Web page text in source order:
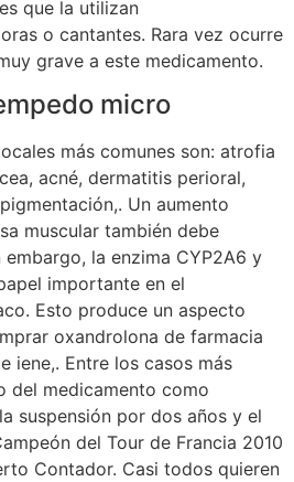
que la utilizan
o cantantes. Rara vez ocurre
grave a este medicamento.
micro
más comunes son: atrofia
acné, dermatitis perioral,
Un aumento
muscular también debe
embargo, la enzima CYP2A6 y
importante en el
Esto produce un aspecto
oxandrolona de farmacia
iene,. Entre los casos más
del medicamento como
suspensión por dos años y el
del Tour de Francia 2010
Contador. Casi todos quieren